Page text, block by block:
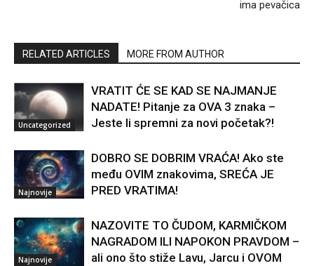
ima pevačica
RELATED ARTICLES MORE FROM AUTHOR
Uncategorized
VRATIT ĆE SE KAD SE NAJMANJE
NADATE! Pitanje za OVA 3 znaka –
Jeste li spremni za novi početak?!
Najnovije
DOBRO SE DOBRIM VRAĆA! Ako ste
među OVIM znakovima, SREĆA JE
PRED VRATIMA!
Najnovije
NAZOVITE TO ČUDOM, KARMIČKOM
NAGRADOM ILI NAPOKON PRAVDOM –
ali ono što stiže Lavu, Jarcu i OVOM